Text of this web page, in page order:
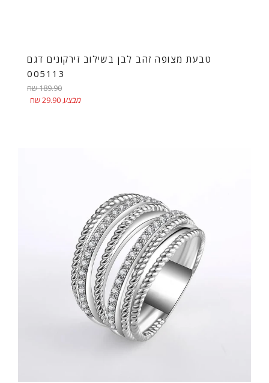
טבעת מצופה זהב לבן בשילוב זירקונים דגם
005113
מחיר
רגיל
189.90 שח
מבצע29.90 שח